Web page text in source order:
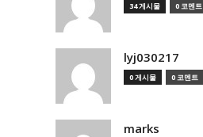
34 게시물 0 코멘트
lyj030217
0 게시물 0 코멘트
marks